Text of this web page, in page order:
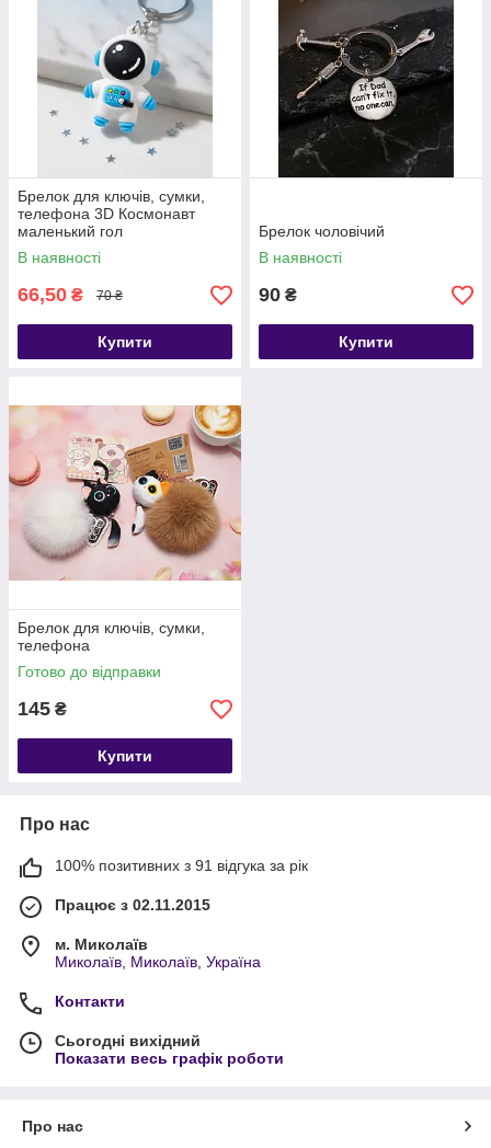
Брелок для ключів, сумки,
телефона 3D Космонавт
маленький гол
В наявності
66,50 ₴ 70 ₴
Купити
Брелок чоловічий
В наявності
90 ₴
Купити
Брелок для ключів, сумки,
телефона
Готово до відправки
145 ₴
Купити
Про нас
100% позитивних з 91 відгука за рік
Працює з 02.11.2015
м. Миколаїв
Миколаїв, Миколаїв, Україна
Контакти
Сьогодні вихідний
Показати весь графік роботи
Про нас